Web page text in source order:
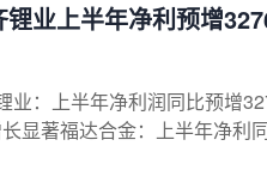
锂业上半年净利预增
业：上半年净利润同比预
显著福达合金：上半年净利